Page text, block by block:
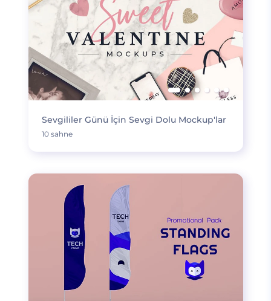
Sevgililer Günü İçin Sevgi Dolu Mockup'lar
10 sahne